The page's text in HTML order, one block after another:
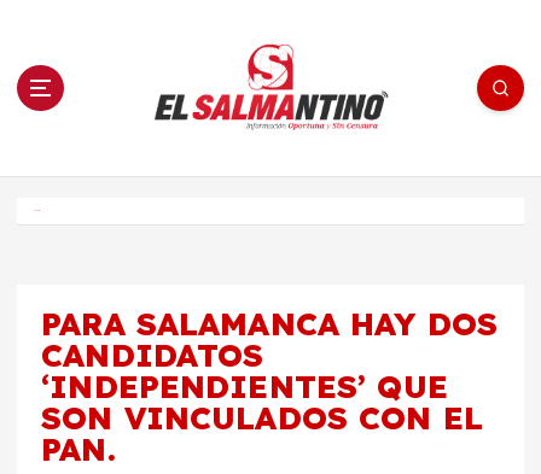
n El Salmantino - medios/noticias/editorial
PARA SALAMANCA HAY DOS
CANDIDATOS
‘INDEPENDIENTES’ QUE
SON VINCULADOS CON EL
PAN.